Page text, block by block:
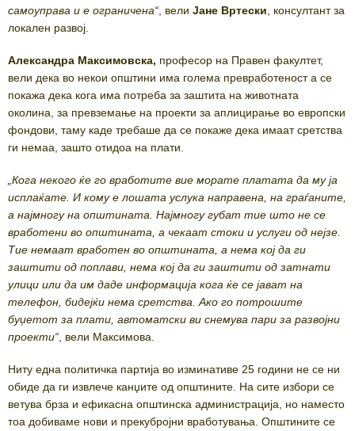
самоуправа и е ограничена“ , вели Јане Вртески , консултант за
локален развој.
Александра Максимовска, професор на Правен факултет,
вели дека во некои општини има голема превработеност а се
покажа дека кога има потреба за заштита на животната
околина, за превземање на проекти за аплицирање во европски
фондови, таму каде требаше да се покаже дека имаат сретства
ги немаа, зашто отидоа на плати.
„Кога некого ќе го вработите вие морате платата да му ја
исплаќате. И кому е лошата услука направена, на граѓаните,
а најмногу на општината. Најмногу губат тие што не се
вработени во општината, а чекаат стоки и услуги од нејзе.
Тие немаат вработен во општината, а нема кој да ги
заштити од поплави, нема кој да ги заштити од затнати
улици или да им даде информација кога ќе се јават на
телефон, бидејќи нема сретства. Ако го потрошите
буџетот за плати, автоматски ви снемува пари за развојни
проекти“ , вели Максимова.
Ниту една политичка партија во изминативе 25 години не се ни
обиде да ги извлече канџите од општините. На сите избори се
ветува брза и ефикасна општинска администрација, но наместо
тоа добиваме нови и прекубројни вработувања. Општините се